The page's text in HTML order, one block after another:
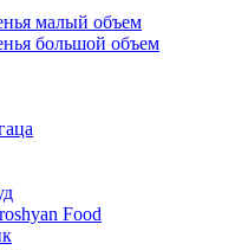
малый объем
большой объем
Food